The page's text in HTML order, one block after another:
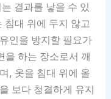
결과를 낳을 수 있
침대 위에 두지 않고
인을 방지할 필요가
을 하는 장소로서 깨
, 옷을 침대 위에 올
보다 청결하게 유지